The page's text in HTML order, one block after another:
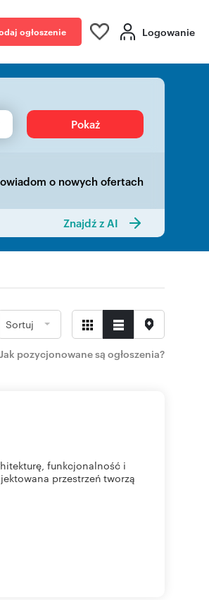
ogłoszenie Logowanie
Pokaż
o nowych ofertach
Znajdź z AI
Sortuj
Jak pozycjonowane są ogłoszenia?
funkcjonalność i
przestrzeń tworzą